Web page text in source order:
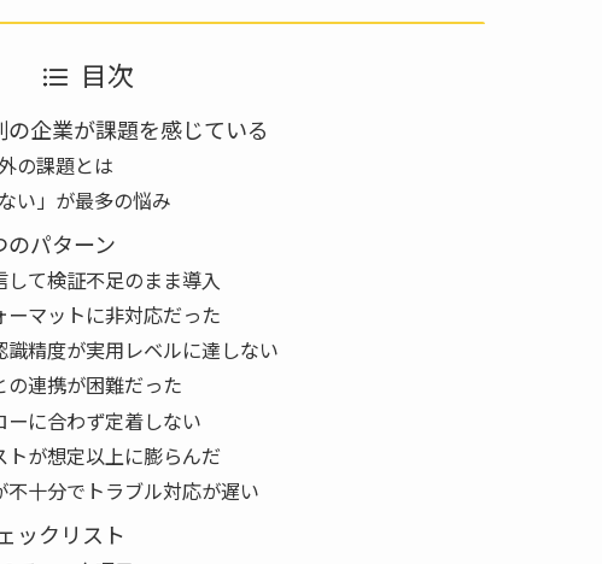
目次
企業が課題を感じている
の課題とは
い」が最多の悩み
のパターン
て検証不足のまま導入
マットに非対応だった
精度が実用レベルに達しない
連携が困難だった
に合わず定着しない
が想定以上に膨らんだ
十分でトラブル対応が遅い
ックリスト